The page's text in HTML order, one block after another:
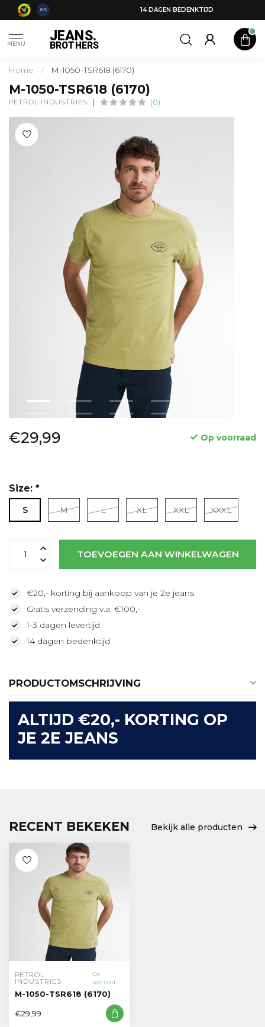
8.5 14 DAGEN BEDENKTIJD
MENU JEANS.
BROTHERS
Home / M-1050-TSR618 (6170)
M-1050-TSR618 (6170)
PETROL INDUSTRIES (0)
€29,99 Op voorraad
Lees meer
Size: *
S M L XL XXL XXXL
TOEVOEGEN AAN WINKELWAGEN
€20,- korting bij aankoop van je 2e jeans
Gratis verzending v.a. €100,-
1-3 dagen levertijd
14 dagen bedenktijd
PRODUCTOMSCHRIJVING
ALTIJD €20,- KORTING OP
JE 2E JEANS
RECENT BEKEKEN Bekijk alle producten
PETROL
INDUSTRIES
Op
voorraad
M-1050-TSR618 (6170)
€29,99